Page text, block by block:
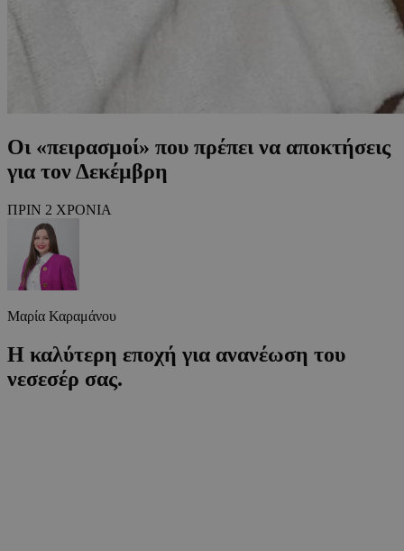
Οι «πειρασμοί» που πρέπει να αποκτήσεις
για τον Δεκέμβρη
ΠΡΙΝ 2 ΧΡΟΝΙΑ
Μαρία Καραμάνου
Η καλύτερη εποχή για ανανέωση του
νεσεσέρ σας.